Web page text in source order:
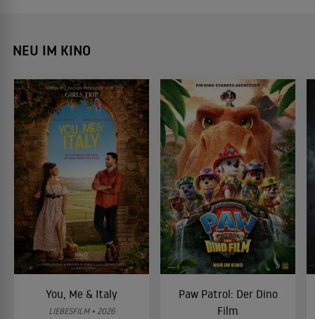
NEU IM KINO
You, Me & Italy
LIEBESFILM • 2026
Paw Patrol: Der Dino
Film